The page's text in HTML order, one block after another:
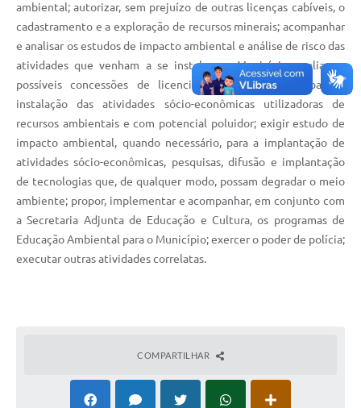
ambiental; autorizar, sem prejuízo de outras licenças cabíveis, o
cadastramento e a exploração de recursos minerais; acompanhar
e analisar os estudos de impacto ambiental e análise de risco das
atividades que venham a se instalar no Município; avaliar as
possíveis concessões de licenciamentos ambientais para a
instalação das atividades sócio-econômicas utilizadoras de
recursos ambientais e com potencial poluidor; exigir estudo de
impacto ambiental, quando necessário, para a implantação de
atividades sócio-econômicas, pesquisas, difusão e implantação
de tecnologias que, de qualquer modo, possam degradar o meio
ambiente; propor, implementar e acompanhar, em conjunto com
a Secretaria Adjunta de Educação e Cultura, os programas de
Educação Ambiental para o Município; exercer o poder de polícia;
executar outras atividades correlatas.
COMPARTILHAR